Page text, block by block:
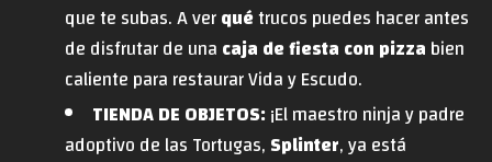
que te subas. A verquétrucos puedes hacer antes
de disfrutar de unacaja de fiesta con pizzabien
caliente para restaurar Vida y Escudo.
TIENDA DE OBJETOS:¡El maestro ninja y padre
adoptivo de las Tortugas,Splinter, ya está